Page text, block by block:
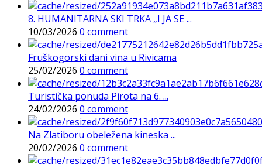
8. HUMANITARNA SKI TRKA „I JA SE ...
10/03/2026 0 comment
Fruškogorski dani vina u Rivicama
25/02/2026 0 comment
Turistička ponuda Pirota na 6. ...
24/02/2026 0 comment
Na Zlatiboru obeležena kineska ...
20/02/2026 0 comment